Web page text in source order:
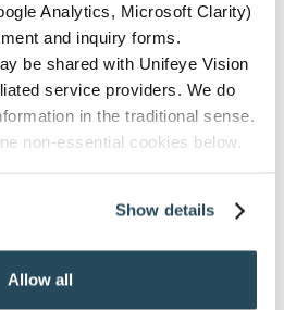
Analytics, Microsoft Clarity)
and inquiry forms.
be shared with Unifeye Vision
service providers. We do
in the traditional sense.
non-essential cookies below.
Show details
Allow all
2026
causar glaucoma al dañar
tras lesiones deportivas,